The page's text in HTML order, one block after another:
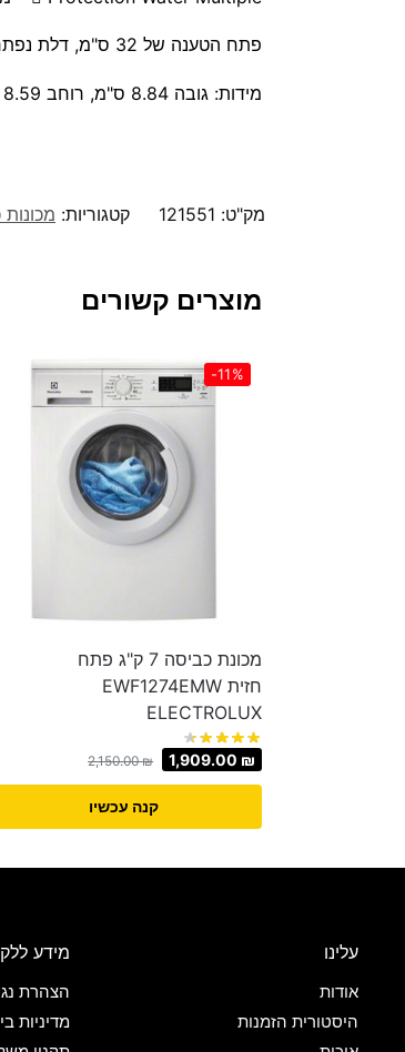
פתח הטענה של 32 ס"מ, דלת נפתחת ב-171°
מידות: גובה 8.84 ס"מ, רוחב 8.59 ס"מ, עומק 59 ס"מ )2.63 ס"מ כולל דלת(
מק"ט: 121551 קטגוריות:
מוצרים קשורים
-11%
מכונת כביסה 7 ק"ג פתח
חזית EWF1274EMW
ELECTROLUX
2,150.00₪ 1,909.00 ₪
קנה עכשיו
עלינו
אודות
היסטורית הזמנות
מידע
הצהרת
מדיניות